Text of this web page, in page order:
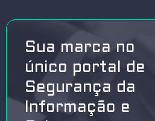
Sua marca no
único portal de
Segurança da
Informação e